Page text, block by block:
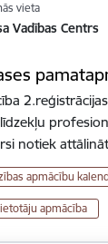
vieta
Vadības Centrs
notiek
apmācību
apmācība